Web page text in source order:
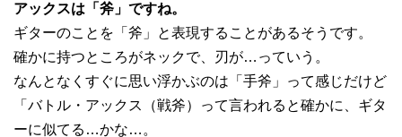
アックスは「斧」ですね。
ギターのことを「斧」と表現することがあるそうです。
確かに持つところがネックで、刃が…っていう。
なんとなくすぐに思い浮かぶのは「手斧」って感じだけど
「バトル・アックス（戦斧）って言われると確かに、ギタ
ーに似てる…かな…。